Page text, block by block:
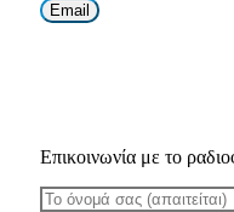
Email
Επικοινωνία με το